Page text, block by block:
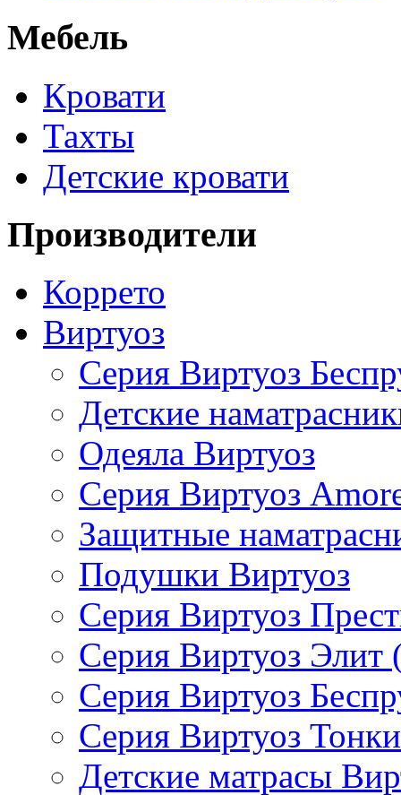
Мебель
Кровати
Тахты
Детские кровати
Производители
Коррето
Виртуоз
Серия Виртуоз
Детские
Одеяла Виртуоз
Серия Виртуоз
Защитные
Подушки Виртуоз
Серия Виртуоз
Серия Виртуоз Элит
Серия Виртуоз
Серия Виртуоз
Детские матрасы